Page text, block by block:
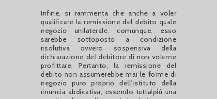
Infine, si rammenta che anche a voler
qualificare la remissione del debito quale
negozio unilaterale, comunque, esso
sarebbe sottoposto a condizione
risolutiva ovvero sospensiva della
dichiarazione del debitore di non volerne
profittare. Pertanto, la remissione del
debito non assumerebbe mai le forme di
negozio puro proprio dell’istituto della
rinuncia abdicativa, essendo tuttalpiù una